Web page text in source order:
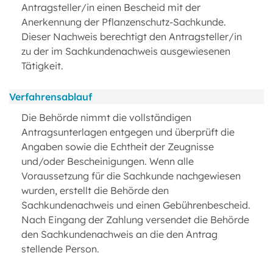
Antragsteller/in einen Bescheid mit der
Anerkennung der Pflanzenschutz-Sachkunde.
Dieser Nachweis berechtigt den Antragsteller/in
zu der im Sachkundenachweis ausgewiesenen
Tätigkeit.
Verfahrensablauf
Die Behörde nimmt die vollständigen
Antragsunterlagen entgegen und überprüft die
Angaben sowie die Echtheit der Zeugnisse
und/oder Bescheinigungen. Wenn alle
Voraussetzung für die Sachkunde nachgewiesen
wurden, erstellt die Behörde den
Sachkundenachweis und einen Gebührenbescheid.
Nach Eingang der Zahlung versendet die Behörde
den Sachkundenachweis an die den Antrag
stellende Person.